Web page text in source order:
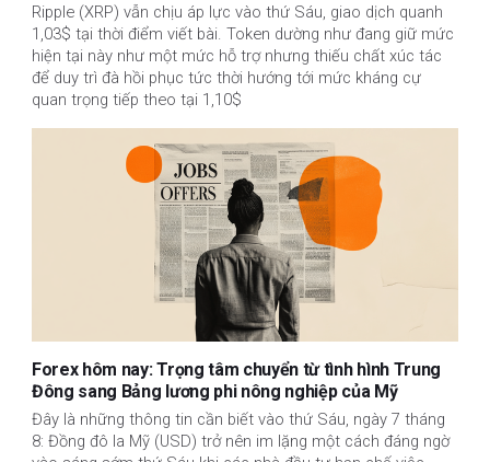
Ripple (XRP) vẫn chịu áp lực vào thứ Sáu, giao dịch quanh
1,03$ tại thời điểm viết bài. Token dường như đang giữ mức
hiện tại này như một mức hỗ trợ nhưng thiếu chất xúc tác
để duy trì đà hồi phục tức thời hướng tới mức kháng cự
quan trọng tiếp theo tại 1,10$
Forex hôm nay: Trọng tâm chuyển từ tình hình Trung
Đông sang Bảng lương phi nông nghiệp của Mỹ
Đây là những thông tin cần biết vào thứ Sáu, ngày 7 tháng
8: Đồng đô la Mỹ (USD) trở nên im lặng một cách đáng ngờ